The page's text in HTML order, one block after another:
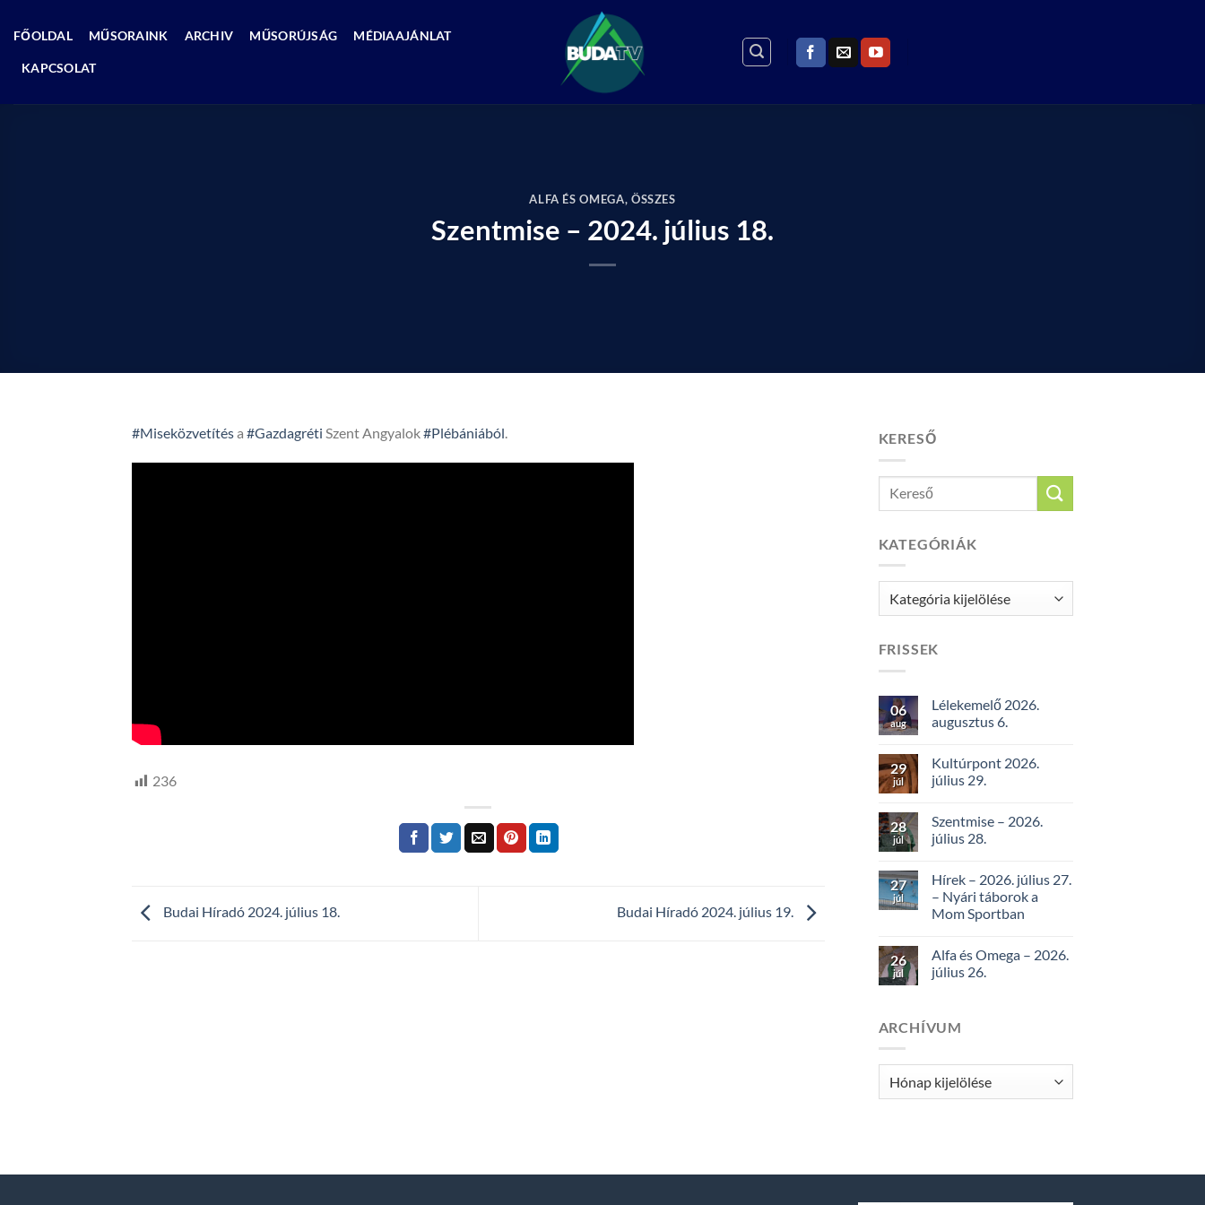
FŐOLDAL MŰSORAINK ARCHIV MŰSORÚJSÁG MÉDIAAJÁNLAT
KAPCSOLAT
ALFA ÉS OMEGA, ÖSSZES
Szentmise – 2024. július 18.
#Miseközvetítésa #Gazdagréti Szent Angyalok#Plébániából.
236
Budai Híradó 2024. július 18. Budai Híradó 2024. július 19.
KERESŐ
KATEGÓRIÁK
Kategóriák
FRISSEK
06
aug
Lélekemelő 2026.
augusztus 6.
29
júl
Kultúrpont 2026.
július 29.
28
júl
Szentmise – 2026.
július 28.
27
júl
Hírek – 2026. július 27.
– Nyári táborok a
Mom Sportban
26
júl
Alfa és Omega – 2026.
július 26.
ARCHÍVUM
Archívum